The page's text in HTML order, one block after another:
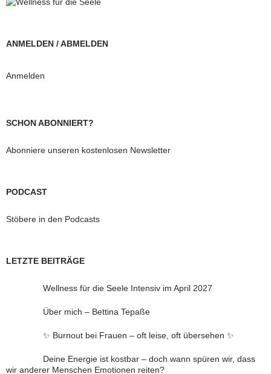
ANMELDEN / ABMELDEN
Anmelden
SCHON ABONNIERT?
Abonniere unseren kostenlosen Newsletter
PODCAST
Stöbere in den Podcasts
LETZTE BEITRÄGE
Wellness für die Seele Intensiv im April 2027
Über mich – Bettina Tepaße
✨ Burnout bei Frauen – oft leise, oft übersehen ✨
Deine Energie ist kostbar – doch wann spüren wir, dass
wir anderer Menschen Emotionen reiten?